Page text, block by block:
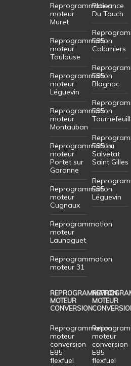
Reprogrammation
moteur
Muret
Reprogrammation
moteur
Toulouse
Reprogrammation
moteur
Léguevin
Reprogrammation
moteur
Montauban
Reprogrammation
moteur
Portet sur
Garonne
Reprogrammation
moteur
Cugnaux
Reprogrammation
moteur
Launaguet
Reprogrammation
moteur 31
Plaisance
Du Touch
E85
Colomiers
E85
Blagnac
E85
E85 La
Salvetat
Saint Gilles
E85
Léguevin
REPROGRAMMATION
MOTEUR
CONVERSION
Reprogrammation
moteur
conversion
E85
flexfuel
MOTEUR
moteur
conversion
E85
flexfuel